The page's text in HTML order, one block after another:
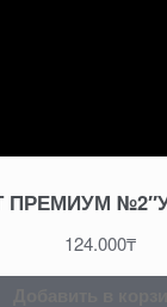
ПРЕМИУМ
124.000₸